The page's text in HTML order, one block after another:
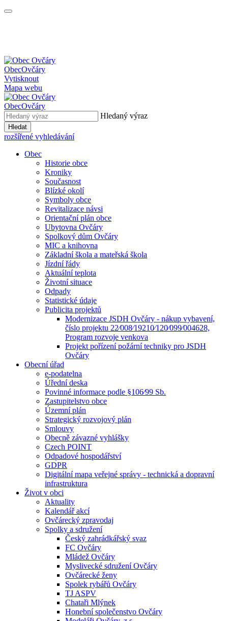
ObecOvčáry
Vytisknout
Mapa webu
ObecOvčáry
Hledaný výraz
Hledat
rozšířené vyhledávání
Obec
Historie obce
Kroniky
Současnost
Blízké okolí
Symboly obce
Revitalizace návsi
Orientační plán obce
Ubytovna Ovčáry
Spolkový dům Ovčáry
MIC a knihovna
Základní škola a mateřská škola
Jízdní řády
Aktuální teplota
Životní situace
Odpady
Statistické údaje
Publicita projektů
Modernizace JSDH Ovčáry - nákup vybavení,
číslo projektu 22⁄008⁄19210⁄120⁄099⁄004628,
Program rozvoje venkova
Projekt pořízení požární techniky pro JSDH
Ovčáry
Obecní úřad
e-podatelna
Úřední deska
Povinné informace podle §106⁄99 Sb.
Zastupitelstvo obce
Územní plán
Strategický rozvojový plán
Smlouvy
Obecně závazné vyhlášky
Czech POINT
Odpadové hospodářství
GDPR
Digitální mapa veřejné správy - technická a dopravní
infrastruktura
Život v obci
Aktuality
Kalendář akcí
Ovčárecký zpravodaj
Spolky a sdružení
Český zahrádkářský svaz
FC Ovčáry
Mládež Ovčáry
Myslivecké sdružení Ovčáry
Ovčárecké ženy
Spolek rybářů Ovčáry
TJ ASPV
Chataři Mlýnek
Honební společenstvo Ovčáry